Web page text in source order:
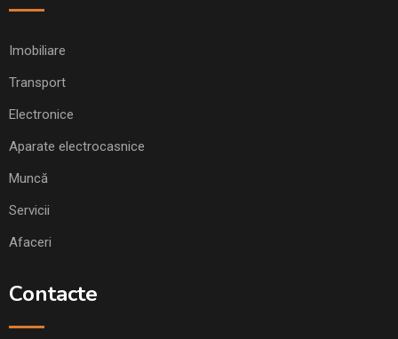
Imobiliare
Transport
Electronice
Aparate electrocasnice
Muncă
Servicii
Afaceri
Contacte